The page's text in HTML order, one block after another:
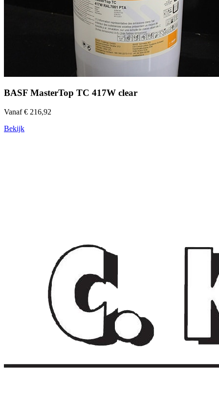
BASF MasterTop TC 417W clear
Vanaf € 216,92
Bekijk